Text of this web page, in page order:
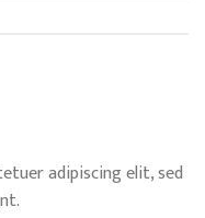
adipiscing elit, sed